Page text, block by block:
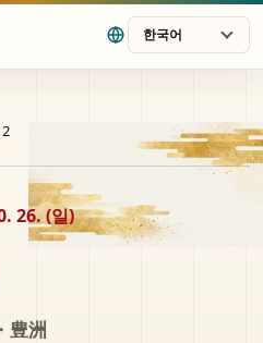
한국어
26. (일)
豊洲